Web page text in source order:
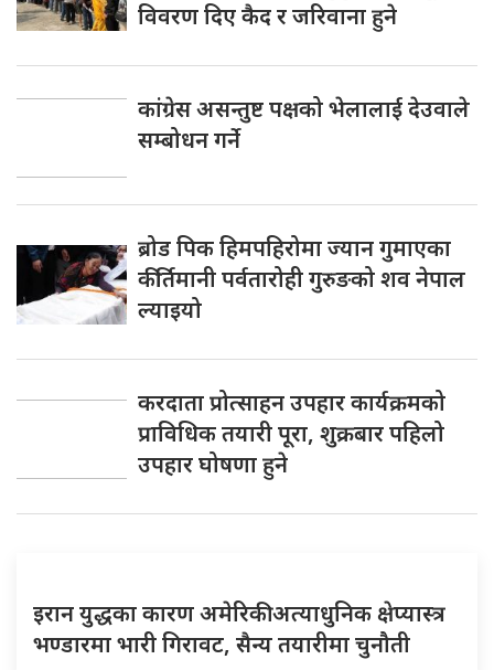
विवरण दिए कैद र जरिवाना हुने
कांग्रेस असन्तुष्ट पक्षको भेलालाई देउवाले
सम्बोधन गर्ने
ब्रोड पिक हिमपहिरोमा ज्यान गुमाएका
कीर्तिमानी पर्वतारोही गुरुङको शव नेपाल
ल्याइयो
करदाता प्रोत्साहन उपहार कार्यक्रमको
प्राविधिक तयारी पूरा, शुक्रबार पहिलो
उपहार घोषणा हुने
इरान युद्धका कारण अमेरिकी अत्याधुनिक क्षेप्यास्त्र
भण्डारमा भारी गिरावट, सैन्य तयारीमा चुनौती